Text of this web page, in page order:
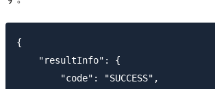
{
    "resultInfo": {
        "code": "SUCCESS",